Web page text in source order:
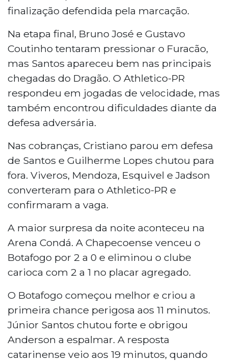
finalização defendida pela marcação.
Na etapa final, Bruno José e Gustavo
Coutinho tentaram pressionar o Furacão,
mas Santos apareceu bem nas principais
chegadas do Dragão. O Athletico-PR
respondeu em jogadas de velocidade, mas
também encontrou dificuldades diante da
defesa adversária.
Nas cobranças, Cristiano parou em defesa
de Santos e Guilherme Lopes chutou para
fora. Viveros, Mendoza, Esquivel e Jadson
converteram para o Athletico-PR e
confirmaram a vaga.
A maior surpresa da noite aconteceu na
Arena Condá. A Chapecoense venceu o
Botafogo por 2 a 0 e eliminou o clube
carioca com 2 a 1 no placar agregado.
O Botafogo começou melhor e criou a
primeira chance perigosa aos 11 minutos.
Júnior Santos chutou forte e obrigou
Anderson a espalmar. A resposta
catarinense veio aos 19 minutos, quando